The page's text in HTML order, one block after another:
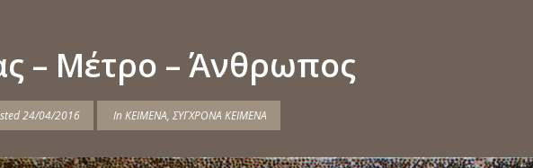
– Μέτρο – Άνθρωπος
24/04/2016 InΚΕΙΜΕΝΑ, ΣΥΓΧΡΟΝΑ ΚΕΙΜΕΝΑ